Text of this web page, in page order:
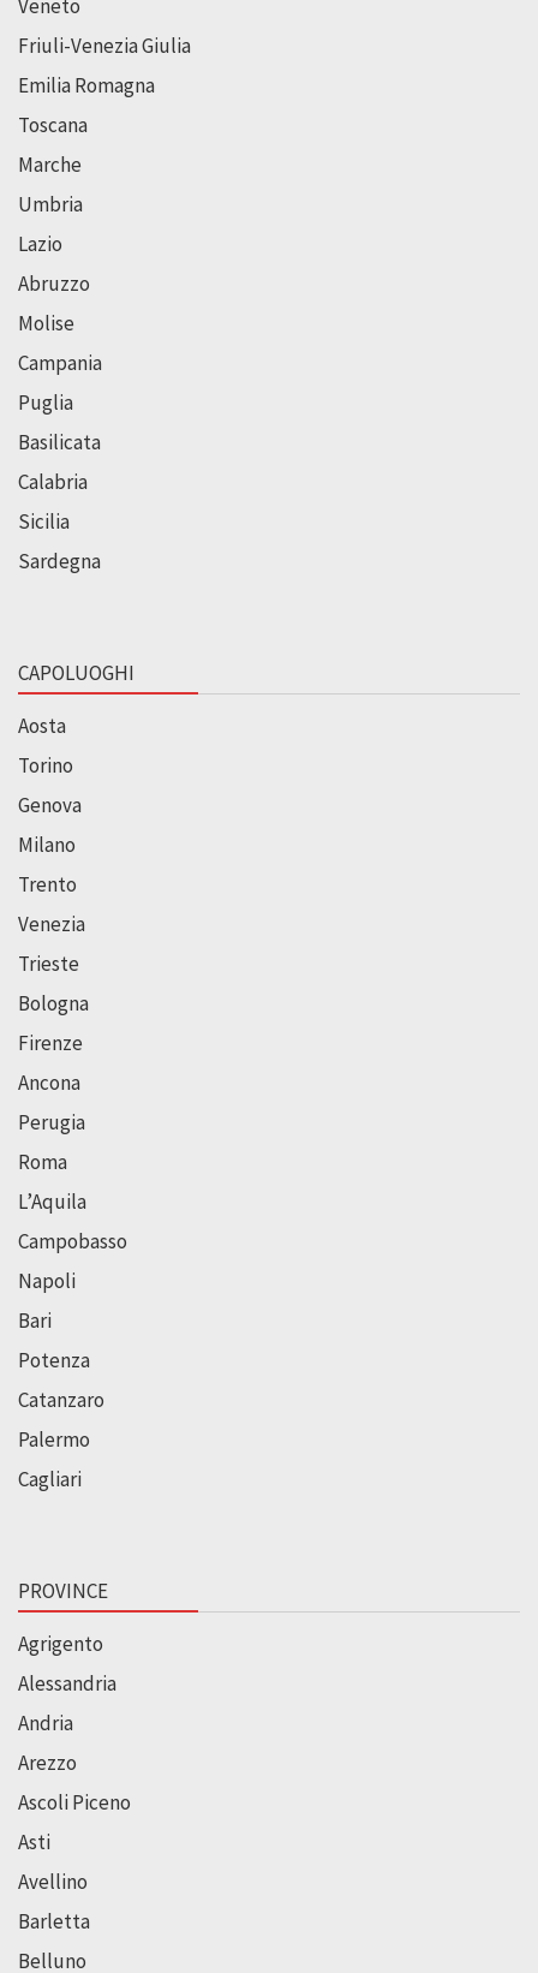
Veneto
Friuli-Venezia Giulia
Emilia Romagna
Toscana
Marche
Umbria
Lazio
Abruzzo
Molise
Campania
Puglia
Basilicata
Calabria
Sicilia
Sardegna
CAPOLUOGHI
Aosta
Torino
Genova
Milano
Trento
Venezia
Trieste
Bologna
Firenze
Ancona
Perugia
Roma
L’Aquila
Campobasso
Napoli
Bari
Potenza
Catanzaro
Palermo
Cagliari
PROVINCE
Agrigento
Alessandria
Andria
Arezzo
Ascoli Piceno
Asti
Avellino
Barletta
Belluno